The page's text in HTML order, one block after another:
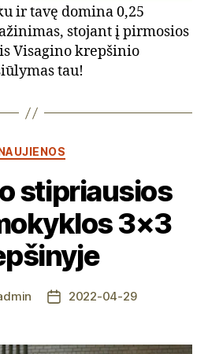
ir tavę domina 0,25
stojant į pirmosios
Visagino krepšinio
tau!
Kategorijos
stipriausios
3×3
Įrašo2022-04-29